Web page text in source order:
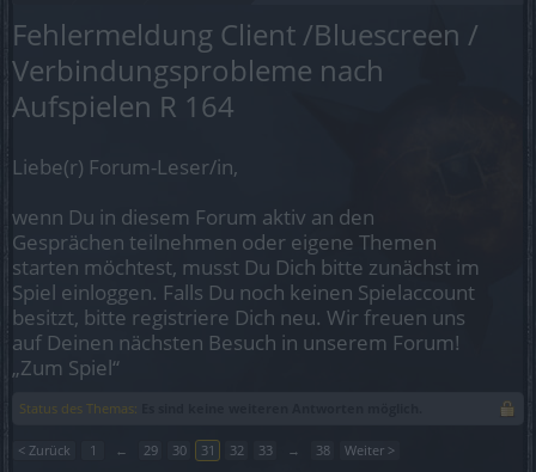
Fehlermeldung Client /Bluescreen /
Verbindungsprobleme nach
Aufspielen R 164
Liebe(r) Forum-Leser/in,
wenn Du in diesem Forum aktiv an den
Gesprächen teilnehmen oder eigene Themen
starten möchtest, musst Du Dich bitte zunächst im
Spiel einloggen. Falls Du noch keinen Spielaccount
besitzt, bitte registriere Dich neu. Wir freuen uns
auf Deinen nächsten Besuch in unserem Forum!
„Zum Spiel“
Status des Themas:
< Zurück 1 ← 29 30 31 32 33 → 38 Weiter >